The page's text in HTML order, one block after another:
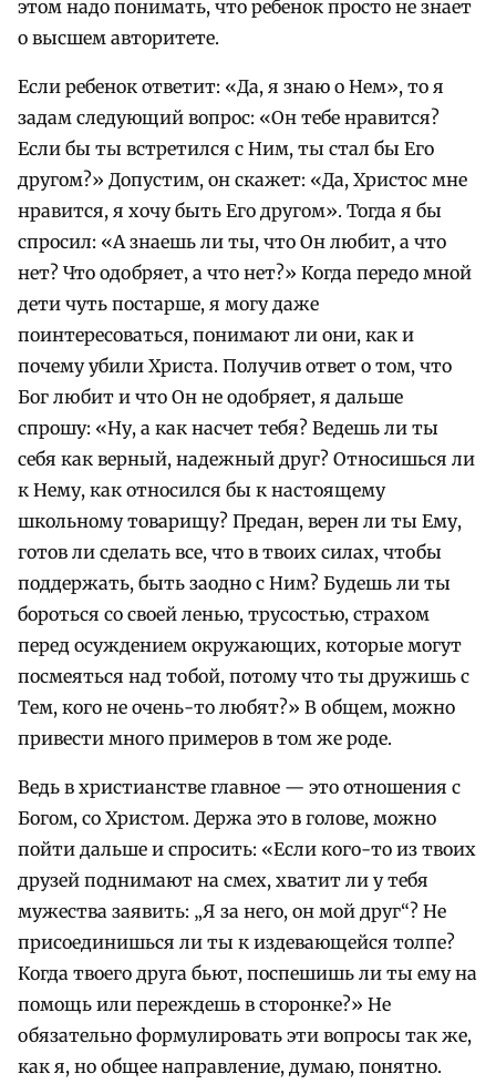
этом надо понимать, что ребенок просто не знает
о высшем авторитете.
Если ребенок ответит: «Да, я знаю о Нем», то я
задам следующий вопрос: «Он тебе нравится?
Если бы ты встретился с Ним, ты стал бы Его
другом?» Допустим, он скажет: «Да, Христос мне
нравится, я хочу быть Его другом». Тогда я бы
спросил: «А знаешь ли ты, что Он любит, а что
нет? Что одобряет, а что нет?» Когда передо мной
дети чуть постарше, я могу даже
поинтересоваться, понимают ли они, как и
почему убили Христа. Получив ответ о том, что
Бог любит и что Он не одобряет, я дальше
спрошу: «Ну, а как насчет тебя? Ведешь ли ты
себя как верный, надежный друг? Относишься ли
к Нему, как относился бы к настоящему
школьному товарищу? Предан, верен ли ты Ему,
готов ли сделать все, что в твоих силах, чтобы
поддержать, быть заодно с Ним? Будешь ли ты
бороться со своей ленью, трусостью, страхом
перед осуждением окружающих, которые могут
посмеяться над тобой, потому что ты дружишь с
Тем, кого не очень-то любят?» В общем, можно
привести много примеров в том же роде.
Ведь в христианстве главное — это отношения с
Богом, со Христом. Держа это в голове, можно
пойти дальше и спросить: «Если кого-то из твоих
друзей поднимают на смех, хватит ли у тебя
мужества заявить: „Я за него, он мой друг“? Не
присоединишься ли ты к издевающейся толпе?
Когда твоего друга бьют, поспешишь ли ты ему на
помощь или переждешь в сторонке?» Не
обязательно формулировать эти вопросы так же,
как я, но общее направление, думаю, понятно.